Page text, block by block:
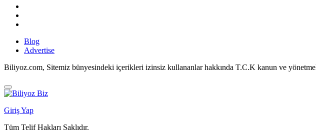
Blog
Advertise
Biliyoz.com, Sitemiz bünyesindeki içerikleri izinsiz kullananlar hakkında T.C.K kanun ve
Giriş Yap
Tüm Telif Hakları Saklıdır.